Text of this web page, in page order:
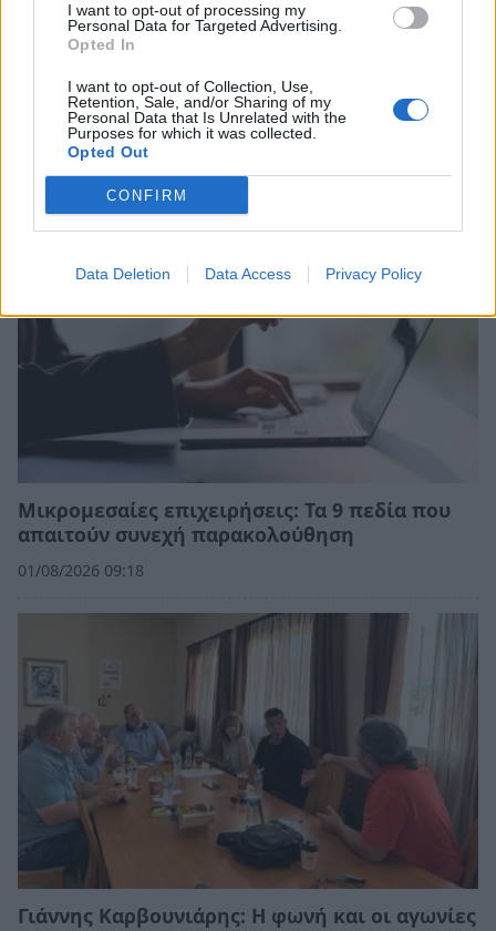
I want to opt-out of processing my
Personal Data for Targeted Advertising.
Opted In
I want to opt-out of Collection, Use,
Retention, Sale, and/or Sharing of my
Personal Data that Is Unrelated with the
Purposes for which it was collected.
Opted Out
CONFIRM
Data Deletion Data Access Privacy Policy
Σχετικά Άρθρα
Μικρομεσαίες επιχειρήσεις: Τα 9 πεδία που
απαιτούν συνεχή παρακολούθηση
01/08/2026 09:18
Γιάννης Καρβουνιάρης: Η φωνή και οι αγωνίες